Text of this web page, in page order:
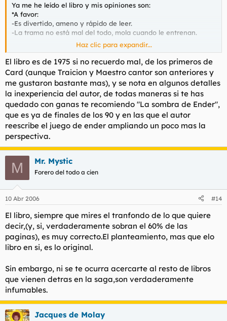
Ya me he leído el libro y mis opiniones son:
*A favor:
-Es divertido, ameno y rápido de leer.
-La trama no está mal del todo, mola cuando le entrenan.
*En contra:
-Hay cachos que apestan.
-Se nota que lo ha escrito un idiota, la mayoría de las cosas no
tienen sentido o sólo una nación de retardeds procedería así.
*En resumen:
-No está mal para pasar el rato.
-Aunque no se lo recomendaría a nadie, creo que la peli puede
quedar muy chula.
Gracias
Haz clic para expandir...
El libro es de 1975 si no recuerdo mal, de los primeros de
Card (aunque Traicion y Maestro cantor son anteriores y
me gustaron bastante mas), y se nota en algunos detalles
la inexperiencia del autor, de todas maneras si te has
quedado con ganas te recomiendo "La sombra de Ender",
que es ya de finales de los 90 y en las que el autor
reescribe el juego de ender ampliando un poco mas la
perspectiva.
M Mr. Mystic
Forero del todo a cien
10 Abr 2006 #14
El libro, siempre que mires el tranfondo de lo que quiere
decir,(y, si, verdaderamente sobran el 60% de las
paginas), es muy correcto.El planteamiento, mas que elo
libro en si, es lo original.
Sin embargo, ni se te ocurra acercarte al resto de libros
que vienen detras en la saga,son verdaderamente
infumables.
Jacques de Molay